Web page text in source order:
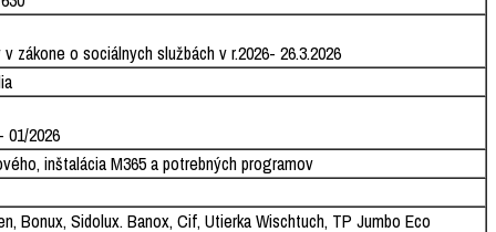
zákone o sociálnych službách v r.2026- 26.3.2026
01/2026
inštalácia M365 a potrebných programov
Bonux, Sidolux. Banox, Cif, Utierka Wischtuch, TP Jumbo Eco